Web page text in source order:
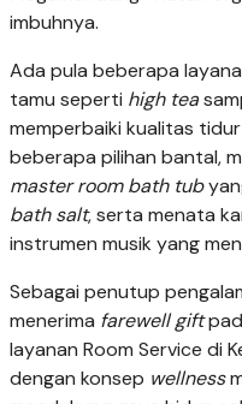
imbuhnya.
Ada pula beberapa
tamu seperti high tea
memperbaiki kualitas
beberapa pilihan bantal,
master room bath tub
bath salt, serta menata
instrumen musik yang
Sebagai penutup
menerima farewell gift
layanan Room Service di
dengan konsep wellness